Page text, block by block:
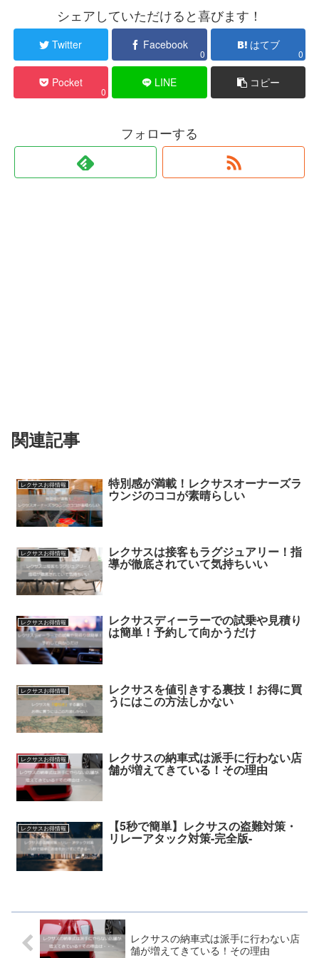
シェアしていただけると喜びます！
Twitter Facebook
0
はてブ
0
Pocket
0
LINE コピー
フォローする
関連記事
レクサスお得情報 特別感が満載！レクサスオーナーズラ
ウンジのココが素晴らしい
レクサスお得情報 レクサスは接客もラグジュアリー！指
導が徹底されていて気持ちいい
レクサスお得情報 レクサスディーラーでの試乗や見積り
は簡単！予約して向かうだけ
レクサスお得情報 レクサスを値引きする裏技！お得に買
うにはこの方法しかない
レクサスお得情報 レクサスの納車式は派手に行わない店
舗が増えてきている！その理由
レクサスお得情報 【5秒で簡単】レクサスの盗難対策・
リレーアタック対策-完全版-
レクサスの納車式は派手に行わない店
舗が増えてきている！その理由